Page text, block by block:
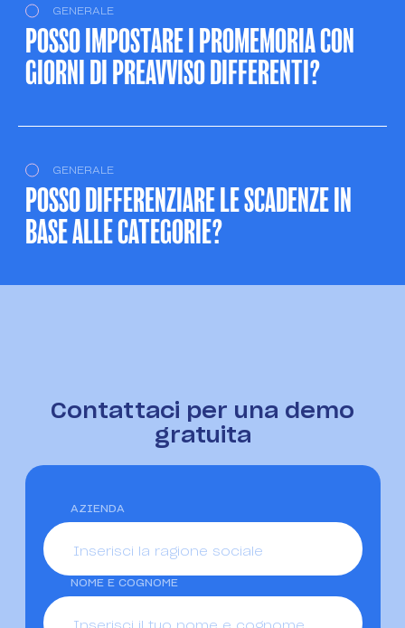
GENERALE
POSSO IMPOSTARE I PROMEMORIA CON
GIORNI DI PREAVVISO DIFFERENTI?
GENERALE
POSSO DIFFERENZIARE LE SCADENZE IN
BASE ALLE CATEGORIE?
Contattaci per una demo
gratuita
AZIENDA
NOME E COGNOME